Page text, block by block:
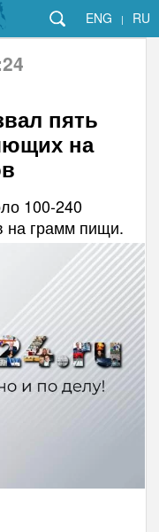
ENG | RU
пять
на
100-240
на грамм пищи.